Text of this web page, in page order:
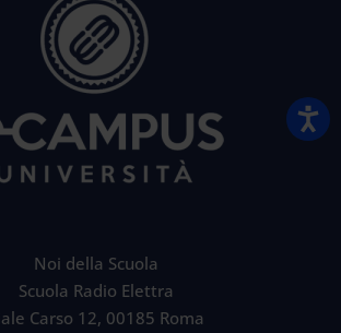
Noi della Scuola
Scuola Radio Elettra
Carso 12, 00185 Roma